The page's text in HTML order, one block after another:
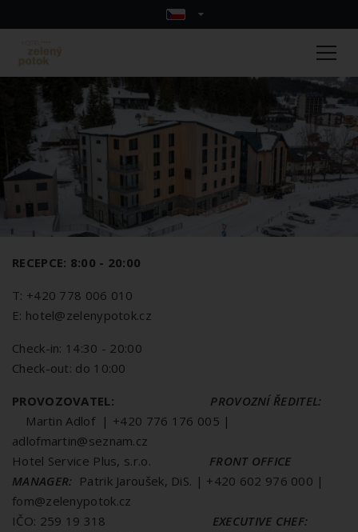
RECEPCE: 8:00 - 20:00
T: +420 778 006 010
E: hotel@zelenypotok.cz
Check-in: 14:30 - 20:00
Check-out: do 10:00
PROVOZOVATEL:
PROVOZNÍ ŘEDITEL:
Martin Adlof | +420 776 176 005 |
adlofmartin@seznam.cz
Hotel Service Plus, s.r.o. FRONT OFFICE
MANAGER: Patrik Jaroušek, DiS. | +420 602 976 000 |
fom@zelenypotok.cz
IČO: 259 19 318 EXECUTIVE CHEF: